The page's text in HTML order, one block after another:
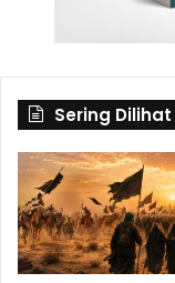
Sering Dilihat